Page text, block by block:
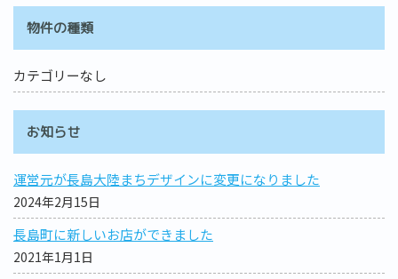
物件の種類
カテゴリーなし
お知らせ
運営元が長島大陸まちデザインに変更になりました
2024年2月15日
長島町に新しいお店ができました
2021年1月1日